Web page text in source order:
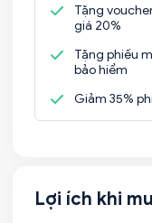
Tặng
giá 20%
Tặng phiếu
bảo hiểm
Giảm 35%
Lợi ích khi